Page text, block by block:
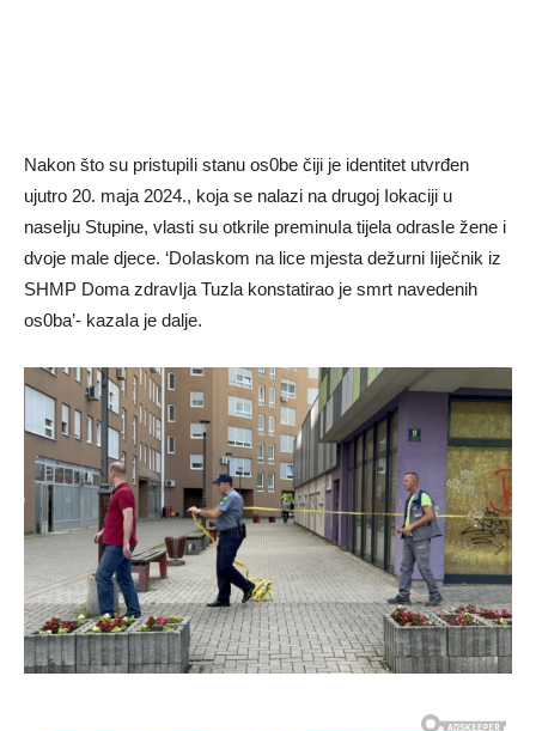
Nakon što su pristupiIi stanu os0be čiji je identitet utvrđen
ujutro 20. maja 2024., koja se nalazi na drugoj Iokaciji u
naseIju Stupine, vlasti su otkrile preminuIa tijela odrasIe žene i
dvoje male djece. ‘DoIaskom na lice mjesta dežurni Iiječnik iz
SHMP Doma zdravIja Tuzla konstatirao je smrt navedenih
os0ba’- kazaIa je dalje.